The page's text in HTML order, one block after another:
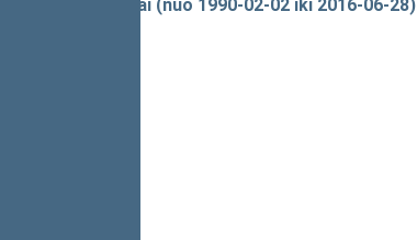
garso įrašai (nuo 1990-02-02 iki 2016-06-28)